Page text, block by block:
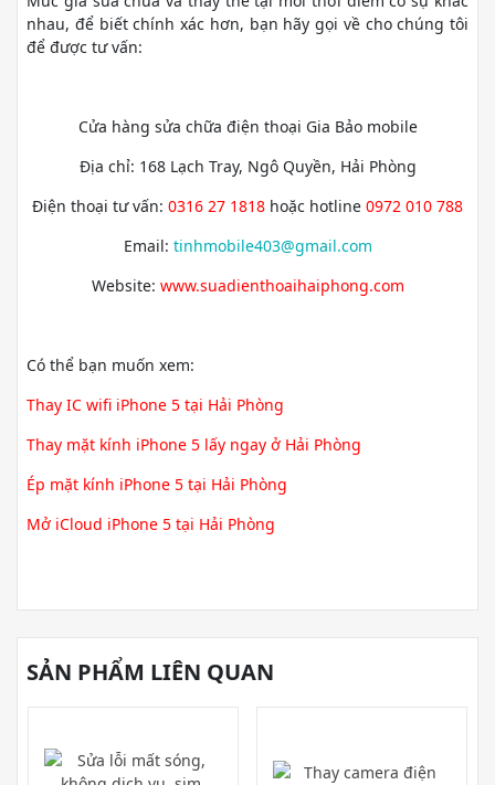
nhau, để biết chính xác hơn, bạn hãy gọi về cho chúng tôi
để được tư vấn:
Cửa hàng sửa chữa điện thoại Gia Bảo mobile
Địa chỉ: 168 Lạch Tray, Ngô Quyền, Hải Phòng
Điện thoại tư vấn: 0316 27 1818 hoặc hotline 0972 010 788
Email: tinhmobile403@gmail.com
Website: www.suadienthoaihaiphong.com
Có thể bạn muốn xem:
Thay IC wifi iPhone 5 tại Hải Phòng
Thay mặt kính iPhone 5 lấy ngay ở Hải Phòng
Ép mặt kính iPhone 5 tại Hải Phòng
Mở iCloud iPhone 5 tại Hải Phòng
SẢN PHẨM LIÊN QUAN